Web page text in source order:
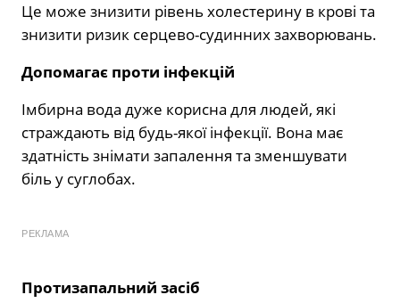
Це може знизити рівень холестерину в крові та
знизити ризик серцево-судинних захворювань.
Допомагає проти інфекцій
Імбирна вода дуже корисна для людей, які
страждають від будь-якої інфекції. Вона має
здатність знімати запалення та зменшувати
біль у суглобах.
РЕКЛАМА
Протизапальний засіб